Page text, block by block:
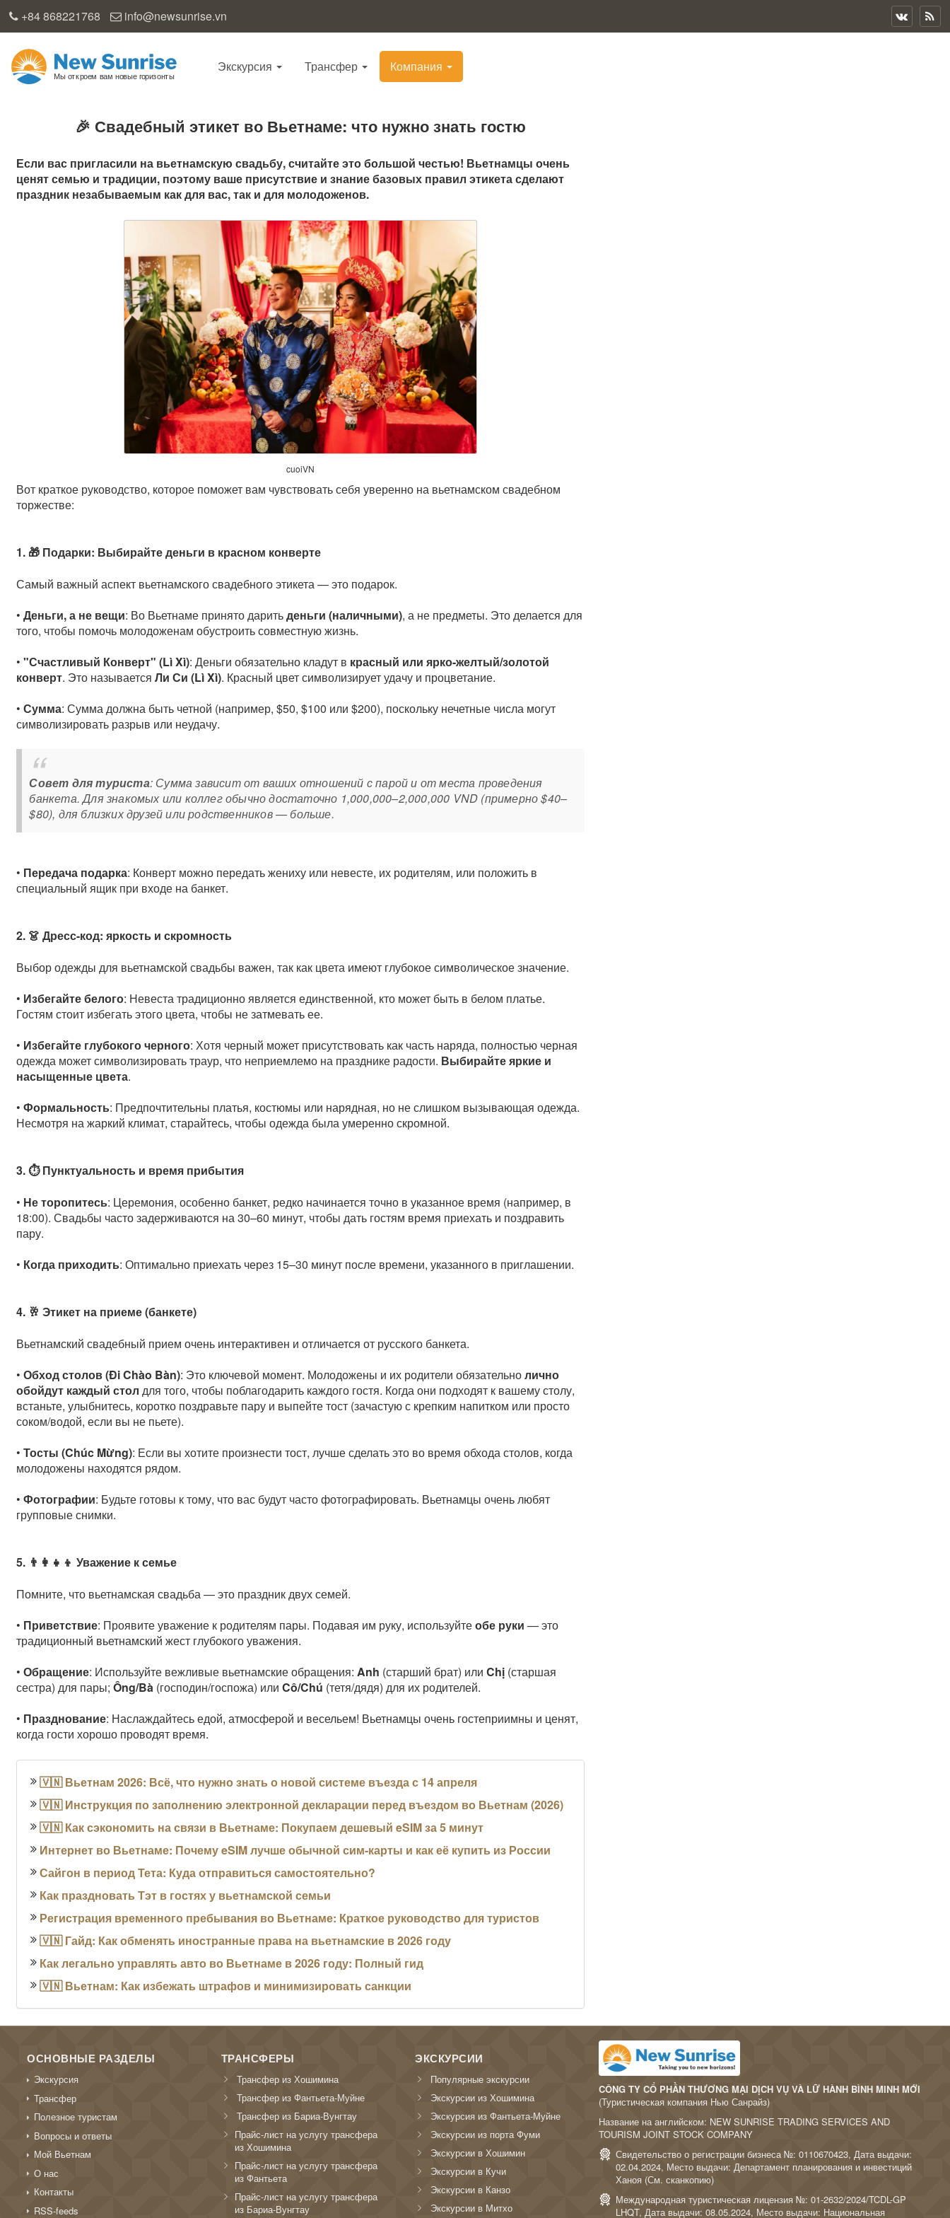
+84 868221768 info@newsunrise.vn
Экскурсия Трансфер Компания
🎉 Свадебный этикет во Вьетнаме: что нужно знать гостю
Если вас пригласили на вьетнамскую свадьбу, считайте это большой честью! Вьетнамцы очень
ценят семью и традиции, поэтому ваше присутствие и знание базовых правил этикета сделают
праздник незабываемым как для вас, так и для молодоженов.
cuoiVN
Вот краткое руководство, которое поможет вам чувствовать себя уверенно на вьетнамском свадебном
торжестве:
1. 🎁 Подарки: Выбирайте деньги в красном конверте
Самый важный аспект вьетнамского свадебного этикета — это подарок.
•Деньги, а не вещи: Во Вьетнаме принято даритьденьги (наличными), а не предметы. Это делается для
того, чтобы помочь молодоженам обустроить совместную жизнь.
•"Счастливый Конверт" (Lì Xì): Деньги обязательно кладут в красный или ярко-желтый/золотой
конверт. Это называетсяЛи Си (Lì Xì). Красный цвет символизирует удачу и процветание.
•Сумма: Сумма должна быть четной (например, $50, $100 или $200), поскольку нечетные числа могут
символизировать разрыв или неудачу.
Совет для туриста: Сумма зависит от ваших отношений с парой и от места проведения
банкета. Для знакомых или коллег обычно достаточно 1,000,000–2,000,000 VND (примерно $40–
$80), для близких друзей или родственников — больше.
• Передача подарка: Конверт можно передать жениху или невесте, их родителям, или положить в
специальный ящик при входе на банкет.
2. 👗 Дресс-код: яркость и скромность
Выбор одежды для вьетнамской свадьбы важен, так как цвета имеют глубокое символическое значение.
• Избегайте белого: Невеста традиционно является единственной, кто может быть в белом платье.
Гостям стоит избегать этого цвета, чтобы не затмевать ее.
• Избегайте глубокого черного: Хотя черный может присутствовать как часть наряда, полностью черная
одежда может символизировать траур, что неприемлемо на празднике радости. Выбирайте яркие и
насыщенные цвета.
•Формальность: Предпочтительны платья, костюмы или нарядная, но не слишком вызывающая одежда.
Несмотря на жаркий климат, старайтесь, чтобы одежда была умеренно скромной.
3. ⏱️ Пунктуальность и время прибытия
• Не торопитесь: Церемония, особенно банкет, редко начинается точно в указанное время (например, в
18:00). Свадьбы часто задерживаются на 30–60 минут, чтобы дать гостям время приехать и поздравить
пару.
• Когда приходить: Оптимально приехать через 15–30 минут после времени, указанного в приглашении.
4. 🥂 Этикет на приеме (банкете)
Вьетнамский свадебный прием очень интерактивен и отличается от русского банкета.
•Обход столов (Đi Chào Bàn): Это ключевой момент. Молодожены и их родители обязательнолично
обойдут каждый стол для того, чтобы поблагодарить каждого гостя. Когда они подходят к вашему столу,
встаньте, улыбнитесь, коротко поздравьте пару и выпейте тост (зачастую с крепким напитком или просто
соком/водой, если вы не пьете).
•Тосты (Chúc Mừng): Если вы хотите произнести тост, лучше сделать это во время обхода столов, когда
молодожены находятся рядом.
•Фотографии: Будьте готовы к тому, что вас будут часто фотографировать. Вьетнамцы очень любят
групповые снимки.
5. 👨‍👩‍👧‍👦 Уважение к семье
Помните, что вьетнамская свадьба — это праздник двух семей.
• Приветствие: Проявите уважение к родителям пары. Подавая им руку, используйтеобе руки — это
традиционный вьетнамский жест глубокого уважения.
•Обращение: Используйте вежливые вьетнамские обращения:Anh (старший брат) илиChị (старшая
сестра) для пары;Ông/Bà (господин/госпожа) илиCô/Chú (тетя/дядя) для их родителей.
• Празднование: Наслаждайтесь едой, атмосферой и весельем! Вьетнамцы очень гостеприимны и ценят,
когда гости хорошо проводят время.
🇻🇳 Вьетнам 2026: Всё, что нужно знать о новой системе въезда с 14 апреля
🇻🇳 Инструкция по заполнению электронной декларации перед въездом во Вьетнам (2026)
🇻🇳 Как сэкономить на связи в Вьетнаме: Покупаем дешевый eSIM за 5 минут
Интернет во Вьетнаме: Почему eSIM лучше обычной сим-карты и как её купить из России
Сайгон в период Тета: Куда отправиться самостоятельно?
Как праздновать Тэт в гостях у вьетнамской семьи
Регистрация временного пребывания во Вьетнаме: Краткое руководство для туристов
🇻🇳 Гайд: Как обменять иностранные права на вьетнамские в 2026 году
Как легально управлять авто во Вьетнаме в 2026 году: Полный гид
🇻🇳 Вьетнам: Как избежать штрафов и минимизировать санкции
ОСНОВНЫЕ РАЗДЕЛЫ
Экскурсия
Трансфер
Полезное туристам
Вопросы и ответы
Мой Вьетнам
О нас
Контакты
RSS-feeds
ТРАНСФЕРЫ
Трансфер из Хошимина
Трансфер из Фантьета-Муйне
Трансфер из Бариа-Вунгтау
Прайс-лист на услугу трансфера
из Хошимина
Прайс-лист на услугу трансфера
из Фантьета
Прайс-лист на услугу трансфера
из Бариа-Вунгтау
ЭКСКУРСИИ
Популярные экскурсии
Экскурсии из Хошимина
Экскурсия из Фантьета-Муйне
Экскурсии из порта Фуми
Экскурсии в Хошимин
Экскурсии в Кучи
Экскурсии в Канзо
Экскурсии в Митхо
CÔNG TY CỔ PHẦN THƯƠNG MẠI DỊCH VỤ VÀ LỮ HÀNH BÌNH MINH MỚI
(Туристическая компания Нью Санрайз)
Название на английском: NEW SUNRISE TRADING SERVICES AND
TOURISM JOINT STOCK COMPANY
Свидетельство о регистрации бизнеса №: 0110670423, Дата выдачи:
02.04.2024, Место выдачи: Департамент планирования и инвестиций
Ханоя (См. сканкопию)
Международная туристическая лицензия №: 01-2632/2024/TCDL-GP
LHQT, Дата выдачи: 08.05.2024, Место выдачи: Национальная